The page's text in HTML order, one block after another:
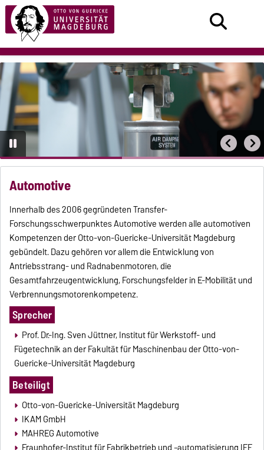
Automotive
Innerhalb des 2006 gegründeten Transfer-
Forschungsschwerpunktes Automotive werden alle automotiven
Kompetenzen der Otto-von-Guericke-Universität Magdeburg
gebündelt. Dazu gehören vor allem die Entwicklung von
Antriebsstrang- und Radnabenmotoren, die
Gesamtfahrzeugentwicklung, Forschungsfelder in E-Mobilität und
Verbrennungsmotorenkompetenz.
Sprecher
Prof. Dr.-Ing. Sven Jüttner, Institut für Werkstoff- und
Fügetechnik an der Fakultät für Maschinenbau der Otto-von-
Guericke-Universität Magdeburg
Beteiligt
Otto-von-Guericke-Universität Magdeburg
IKAM GmbH
MAHREG Automotive